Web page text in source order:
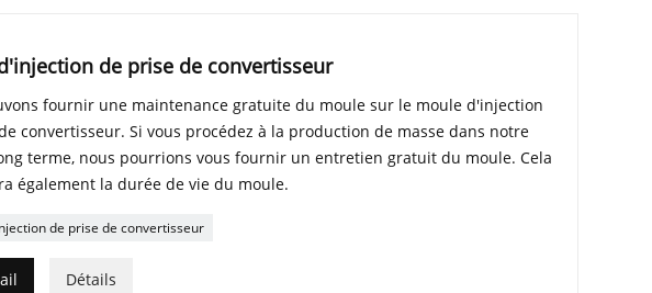
de prise de convertisseur
fournir une maintenance gratuite du moule sur le moule d'injection
convertisseur. Si vous procédez à la production de masse dans notre
terme, nous pourrions vous fournir un entretien gratuit du moule. Cela
également la durée de vie du moule.
de prise de convertisseur
Détails